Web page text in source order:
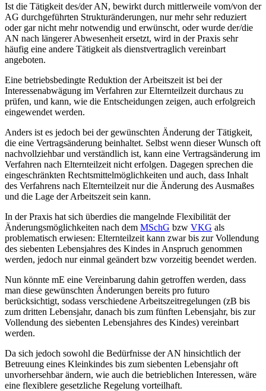
Ist die Tätigkeit des/der AN, bewirkt durch mittlerweile vom/von der
AG durchgeführten Strukturänderungen, nur mehr sehr reduziert
oder gar nicht mehr notwendig und erwünscht, oder wurde der/die
AN nach längerer Abwesenheit ersetzt, wird in der Praxis sehr
häufig eine andere Tätigkeit als dienstvertraglich vereinbart
angeboten.
Eine betriebsbedingte Reduktion der Arbeitszeit ist bei der
Interessenabwägung im Verfahren zur Elternteilzeit durchaus zu
prüfen, und kann, wie die Entscheidungen zeigen, auch erfolgreich
eingewendet werden.
Anders ist es jedoch bei der gewünschten Änderung der Tätigkeit,
die eine Vertragsänderung beinhaltet. Selbst wenn dieser Wunsch oft
nachvollziehbar und verständlich ist, kann eine Vertragsänderung im
Verfahren nach Elternteilzeit nicht erfolgen. Dagegen sprechen die
eingeschränkten Rechtsmittelmöglichkeiten und auch, dass Inhalt
des Verfahrens nach Elternteilzeit nur die Änderung des Ausmaßes
und die Lage der Arbeitszeit sein kann.
In der Praxis hat sich überdies die mangelnde Flexibilität der
Änderungsmöglichkeiten nach dem MSchG bzw VKG als
problematisch erwiesen: Elternteilzeit kann zwar bis zur Vollendung
des siebenten Lebensjahres des Kindes in Anspruch genommen
werden, jedoch nur einmal geändert bzw vorzeitig beendet werden.
Nun könnte mE eine Vereinbarung dahin getroffen werden, dass
man diese gewünschten Änderungen bereits pro futuro
berücksichtigt, sodass verschiedene Arbeitszeitregelungen (zB bis
zum dritten Lebensjahr, danach bis zum fünften Lebensjahr, bis zur
Vollendung des siebenten Lebensjahres des Kindes) vereinbart
werden.
Da sich jedoch sowohl die Bedürfnisse der AN hinsichtlich der
Betreuung eines Kleinkindes bis zum siebenten Lebensjahr oft
unvorhersehbar ändern, wie auch die betrieblichen Interessen, wäre
eine flexiblere gesetzliche Regelung vorteilhaft.